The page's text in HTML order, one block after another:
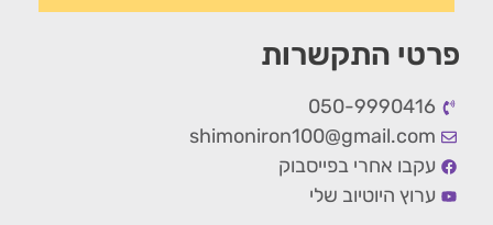
פרטי התקשרות
050-9990416
shimoniron100@gmail.com
עקבו אחרי בפייסבוק
ערוץ היוטיוב שלי